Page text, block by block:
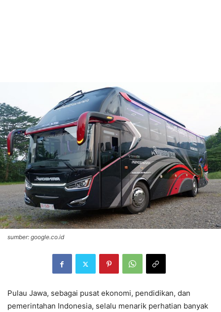
sumber: google.co.id
Pulau Jawa, sebagai pusat ekonomi, pendidikan, dan
pemerintahan Indonesia, selalu menarik perhatian banyak